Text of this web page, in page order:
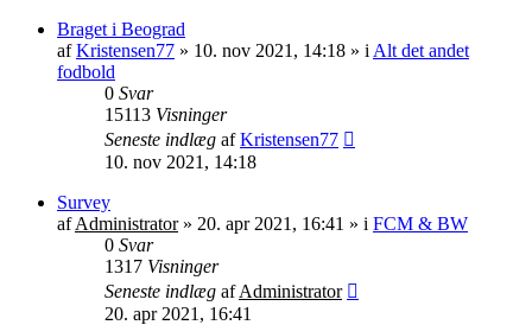
Braget i Beograd
afKristensen77 » 10. nov 2021, 14:18 » i Alt det andet
fodbold
0 Svar
15113 Visninger
Seneste indlæg afKristensen77
10. nov 2021, 14:18
Survey
afAdministrator» 20. apr 2021, 16:41 » i FCM & BW
0 Svar
1317 Visninger
Seneste indlæg afAdministrator
20. apr 2021, 16:41